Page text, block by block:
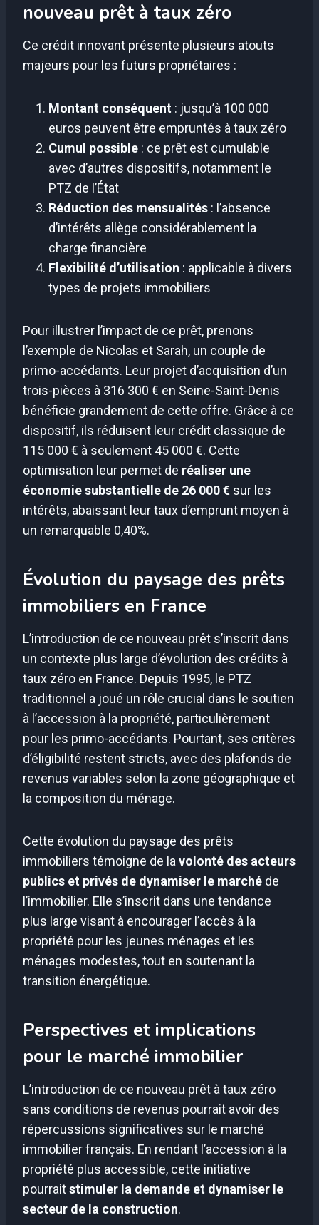
nouveau prêt à taux zéro
Ce crédit innovant présente plusieurs atouts
majeurs pour les futurs propriétaires :
Montant conséquent : jusqu’à 100 000
euros peuvent être empruntés à taux zéro
Cumul possible : ce prêt est cumulable
avec d’autres dispositifs, notamment le
PTZ de l’État
Réduction des mensualités : l’absence
d’intérêts allège considérablement la
charge financière
Flexibilité d’utilisation : applicable à divers
types de projets immobiliers
Pour illustrer l’impact de ce prêt, prenons
l’exemple de Nicolas et Sarah, un couple de
primo-accédants. Leur projet d’acquisition d’un
trois-pièces à 316 300 € en Seine-Saint-Denis
bénéficie grandement de cette offre. Grâce à ce
dispositif, ils réduisent leur crédit classique de
115 000 € à seulement 45 000 €. Cette
optimisation leur permet de réaliser une
économie substantielle de 26 000 € sur les
intérêts, abaissant leur taux d’emprunt moyen à
un remarquable 0,40%.
Évolution du paysage des prêts
immobiliers en France
L’introduction de ce nouveau prêt s’inscrit dans
un contexte plus large d’évolution des crédits à
taux zéro en France. Depuis 1995, le PTZ
traditionnel a joué un rôle crucial dans le soutien
à l’accession à la propriété, particulièrement
pour les primo-accédants. Pourtant, ses critères
d’éligibilité restent stricts, avec des plafonds de
revenus variables selon la zone géographique et
la composition du ménage.
Cette évolution du paysage des prêts
immobiliers témoigne de la volonté des acteurs
publics et privés de dynamiser le marché de
l’immobilier. Elle s’inscrit dans une tendance
plus large visant à encourager l’accès à la
propriété pour les jeunes ménages et les
ménages modestes, tout en soutenant la
transition énergétique.
Perspectives et implications
pour le marché immobilier
L’introduction de ce nouveau prêt à taux zéro
sans conditions de revenus pourrait avoir des
répercussions significatives sur le marché
immobilier français. En rendant l’accession à la
propriété plus accessible, cette initiative
pourraitstimuler la demande et dynamiser le
secteur de la construction.